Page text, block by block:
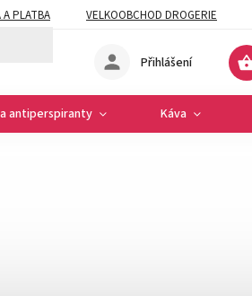
PLATBA VELKOOBCHOD DROGERIE
Přihlášení
antiperspiranty Káva